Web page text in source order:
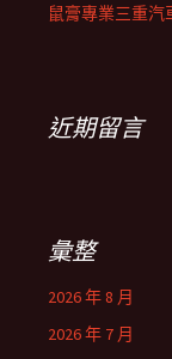
鼠膏專業三重汽
近期留言
彙整
2026 年 8 月
2026 年 7 月